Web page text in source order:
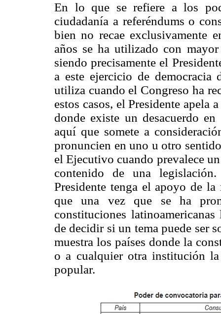
En lo que se refiere a los
ciudadanía a referéndums o
bien no recae exclusivamente
años se ha utilizado con
siendo precisamente el
a este ejercicio de democracia
utiliza cuando el Congreso ha
estos casos, el Presidente apela
donde existe un desacuerdo
aquí que somete a
pronuncien en uno u otro
el Ejecutivo cuando prevalece
contenido de una
Presidente tenga el apoyo de
que una vez que se ha
constituciones
de decidir si un tema puede ser
muestra los países donde la
o a cualquier otra institución
popular.